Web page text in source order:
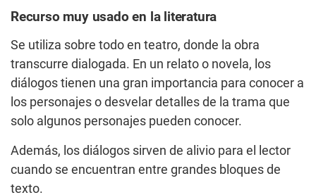
Recurso muy usado en la literatura
Se utiliza sobre todo en teatro, donde la obra
transcurre dialogada. En un relato o novela, los
diálogos tienen una gran importancia para conocer a
los personajes o desvelar detalles de la trama que
solo algunos personajes pueden conocer.
Además, los diálogos sirven de alivio para el lector
cuando se encuentran entre grandes bloques de
texto.